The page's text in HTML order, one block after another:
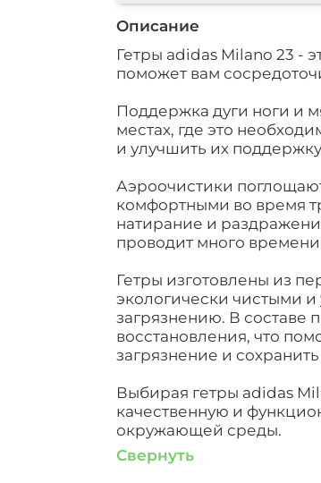
Описание
Гетры adidas Milano 23 -
поможет вам
Поддержка дуги ноги и
местах, где это
и улучшить их
Аэроочистики
комфортными во время
натирание и
проводит много времени
Гетры изготовлены из
экологически чистыми
загрязнению. В составе
восстановления, что
загрязнение и
Выбирая гетры adidas
качественную и
окружающей среды.
Свернуть